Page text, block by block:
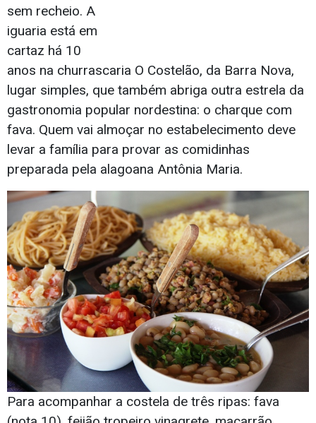
sem recheio. A
iguaria está em
cartaz há 10
anos na churrascaria O Costelão, da Barra Nova,
lugar simples, que também abriga outra estrela da
gastronomia popular nordestina: o charque com
fava. Quem vai almoçar no estabelecimento deve
levar a família para provar as comidinhas
preparada pela alagoana Antônia Maria.
Para acompanhar a costela de três ripas: fava